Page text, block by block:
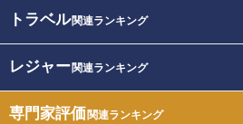
トラベル関連ランキング
レジャー関連ランキング
専門家評価関連ランキング